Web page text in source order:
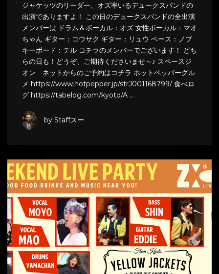
ジャケッツのリーダー、オズ率いるデュークスバンドの
出演でありますよ！ この日のデュークスバンドの全出演
メンバーは ドラム＆ボーカル：オズ 女性ボーカル：マオ
ちゃん ギター：コウサク ギター：リュウ ベース：ノブ
キーボード：テル コチラのメンバーでございます！ どち
らの日も！どうぞ、ご期待くださいませ～♪ スペースジ
オン ネットからのご予約はコチラ ホットペッパーグル
メ https://www.hotpepper.jp/strJ001168799/ 食べロ
グ https://tabelog.com/kyoto/A …
by Staffスー